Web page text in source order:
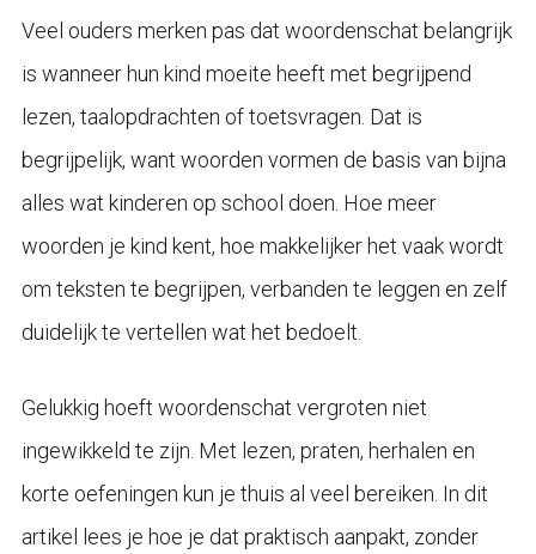
Veel ouders merken pas dat woordenschat belangrijk
is wanneer hun kind moeite heeft met begrijpend
lezen, taalopdrachten of toetsvragen. Dat is
begrijpelijk, want woorden vormen de basis van bijna
alles wat kinderen op school doen. Hoe meer
woorden je kind kent, hoe makkelijker het vaak wordt
om teksten te begrijpen, verbanden te leggen en zelf
duidelijk te vertellen wat het bedoelt.
Gelukkig hoeft woordenschat vergroten niet
ingewikkeld te zijn. Met lezen, praten, herhalen en
korte oefeningen kun je thuis al veel bereiken. In dit
artikel lees je hoe je dat praktisch aanpakt, zonder